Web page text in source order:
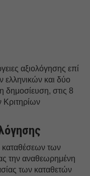
αξιολόγησης επί
ελληνικών και δύο
δημοσίευση, στις 8
Κριτηρίων
καταθέσεων των
την αναθεωρημένη
των καταθετών